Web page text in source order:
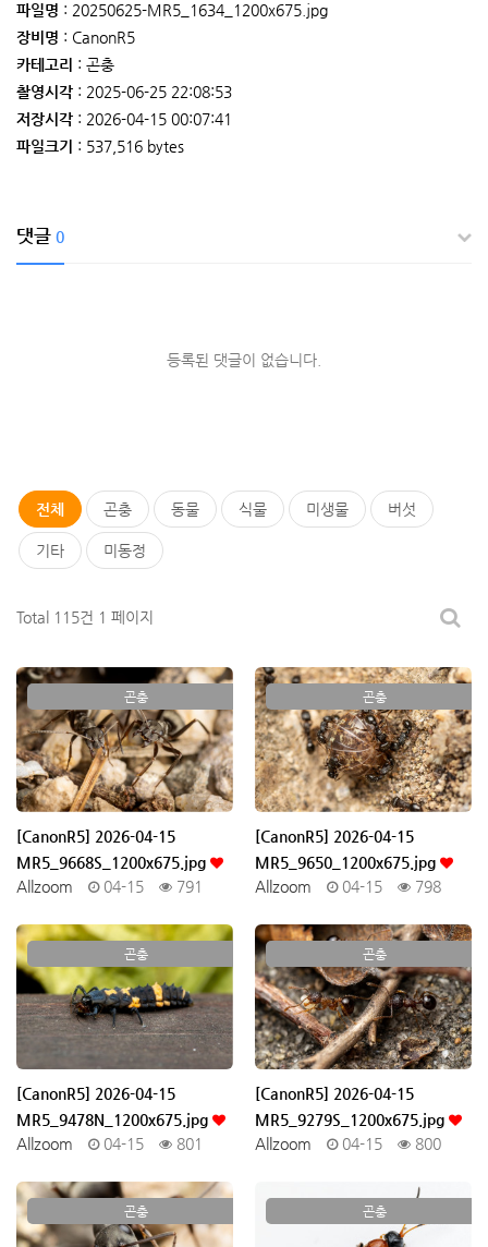
파일명 : 20250625-MR5_1634_1200x675.jpg
장비명 : CanonR5
카테고리 : 곤충
촬영시각 : 2025-06-25 22:08:53
저장시각 : 2026-04-15 00:07:41
파일크기
: 537,516 bytes
댓글 0
등록된 댓글이 없습니다.
전체 곤충 동물 식물 미생물 버섯
기타 미동정
Total 115건 1 페이지
곤충
[CanonR5] 2026-04-15
MR5_9668S_1200x675.jpg
Allzoom
04-15 791
곤충
[CanonR5] 2026-04-15
MR5_9650_1200x675.jpg
Allzoom
04-15 798
곤충
[CanonR5] 2026-04-15
MR5_9478N_1200x675.jpg
Allzoom
04-15 801
곤충
[CanonR5] 2026-04-15
MR5_9279S_1200x675.jpg
Allzoom
04-15 800
곤충 곤충